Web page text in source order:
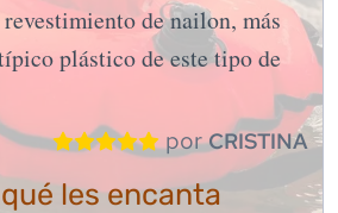
de nailon, más
plástico de este tipo de
porCRISTINA
les encanta